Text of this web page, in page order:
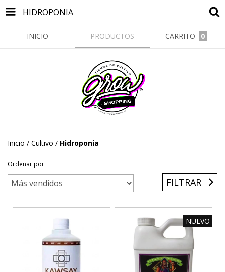
HIDROPONIA
INICIO PRODUCTOS CARRITO 0
Inicio / Cultivo / Hidroponia
Ordenar por
FILTRAR
NUEVO